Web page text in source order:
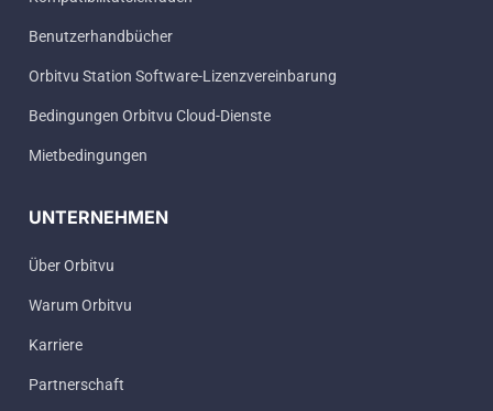
Benutzerhandbücher
Orbitvu Station Software-Lizenzvereinbarung
Bedingungen Orbitvu Cloud-Dienste
Mietbedingungen
UNTERNEHMEN
Über Orbitvu
Warum Orbitvu
Karriere
Partnerschaft